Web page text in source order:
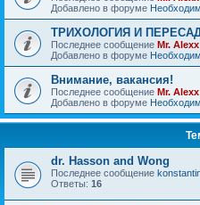
Добавлено в форуме
ТРИХОЛОГИЯ И
Последнее сообщение Mr. Alexx
Добавлено в форуме
Внимание, вакансия!
Последнее сообщение Mr. Alexx
Добавлено в форуме
dr. Hasson and Wong
Последнее сообщение
Ответы: 16